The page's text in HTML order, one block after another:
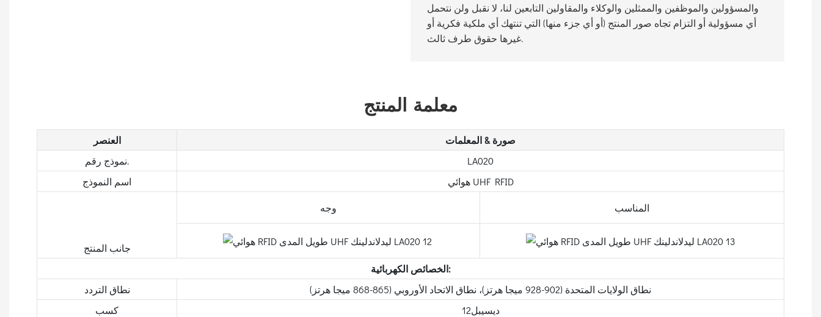
والمسؤولين والموظفين والممثلين والوكلاء والمقاولين التابعين لنا، لا نقبل ولن نتحمل
أي مسؤولية أو التزام تجاه صور المنتج (أو أي جزء منها) التي تنتهك أي ملكية فكرية أو
غيرها حقوق طرف ثالث.
معلمة المنتج
العنصر
صورة & المعلمات
نموذج رقم.
LA020
اسم النموذج
هوائي UHF RFID
جانب المنتج
وجه المناسب
الخصائص الكهربائية:
نطاق التردد
نطاق الولايات المتحدة (902-928 ميجا هرتز)، نطاق الاتحاد الأوروبي (865-868 ميجا هرتز)
كسب
ديسيبل12